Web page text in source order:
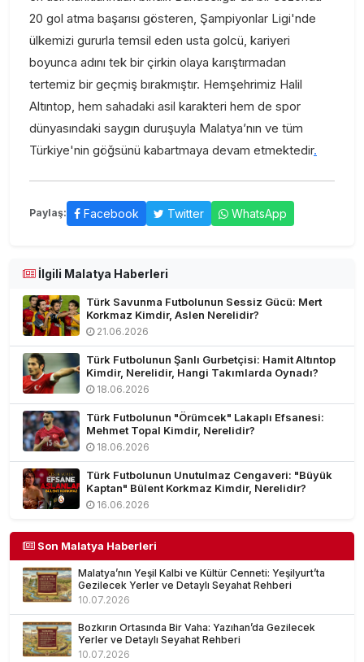
20 gol atma başarısı gösteren, Şampiyonlar Ligi'nde
ülkemizi gururla temsil eden usta golcü, kariyeri
boyunca adını tek bir çirkin olaya karıştırmadan
tertemiz bir geçmiş bırakmıştır. Hemşehrimiz Halil
Altıntop, hem sahadaki asil karakteri hem de spor
dünyasındaki saygın duruşuyla Malatya’nın ve tüm
Türkiye'nin göğsünü kabartmaya devam etmektedir.
Paylaş: Facebook Twitter WhatsApp
İlgili Malatya Haberleri
Türk Savunma Futbolunun Sessiz Gücü: Mert
Korkmaz Kimdir, Aslen Nerelidir?
21.06.2026
Türk Futbolunun Şanlı Gurbetçisi: Hamit Altıntop
Kimdir, Nerelidir, Hangi Takımlarda Oynadı?
18.06.2026
Türk Futbolunun "Örümcek" Lakaplı Efsanesi:
Mehmet Topal Kimdir, Nerelidir?
18.06.2026
Türk Futbolunun Unutulmaz Cengaveri: "Büyük
Kaptan" Bülent Korkmaz Kimdir, Nerelidir?
16.06.2026
Son Malatya Haberleri
Malatya’nın Yeşil Kalbi ve Kültür Cenneti: Yeşilyurt’ta
Gezilecek Yerler ve Detaylı Seyahat Rehberi
10.07.2026
Bozkırın Ortasında Bir Vaha: Yazıhan’da Gezilecek
Yerler ve Detaylı Seyahat Rehberi
10.07.2026